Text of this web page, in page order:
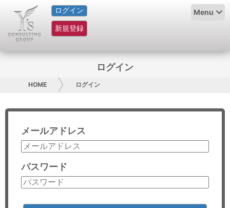
ログイン
新規登録
Menu
HOME
サービス紹介
グループ概要
採用情報
お問い合わせ
コンサルティング
ログイン
HOME ログイン
メールアドレス
パスワード